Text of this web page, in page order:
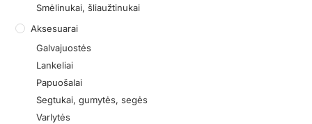
Smėlinukai, šliaužtinukai
Aksesuarai
Galvajuostės
Lankeliai
Papuošalai
Segtukai, gumytės, segės
Varlytės